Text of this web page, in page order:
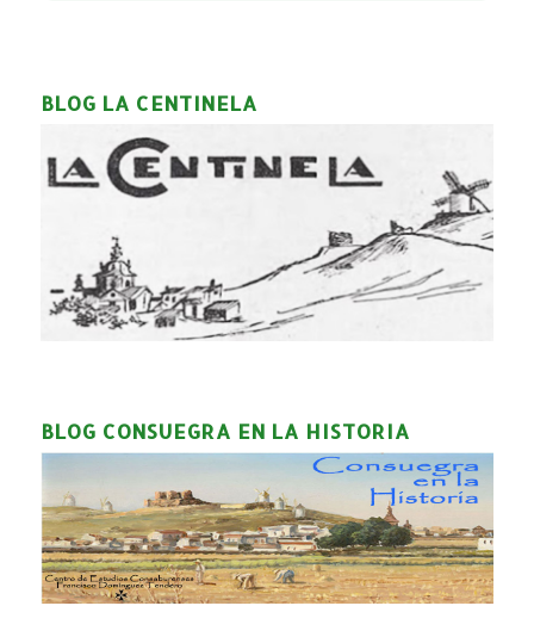
BLOG LA CENTINELA
BLOG CONSUEGRA EN LA HISTORIA